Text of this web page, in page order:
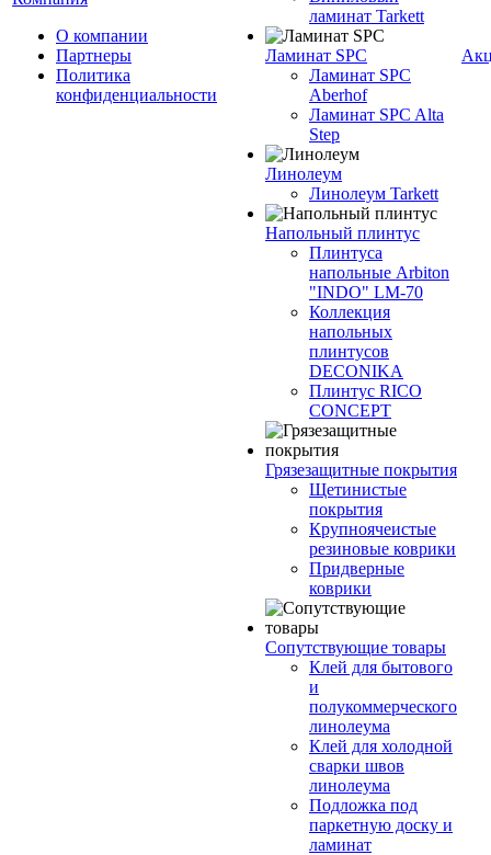
О компании
Партнеры
Политика
конфиденциальности
ламинат Tarkett
Ламинат SPC
Ламинат SPC
Aberhof
Ламинат SPC Alta
Step
Линолеум
Линолеум Tarkett
Напольный плинтус
Плинтуса
напольные Arbiton
"INDO" LM-70
Коллекция
напольных
плинтусов
DECONIKA
Плинтус RICO
CONCEPT
Грязезащитные покрытия
Щетинистые
покрытия
Крупноячеистые
резиновые коврики
Придверные
коврики
Сопутствующие товары
Клей для бытового
и
полукоммерческого
линолеума
Клей для холодной
сварки швов
линолеума
Подложка под
паркетную доску и
ламинат